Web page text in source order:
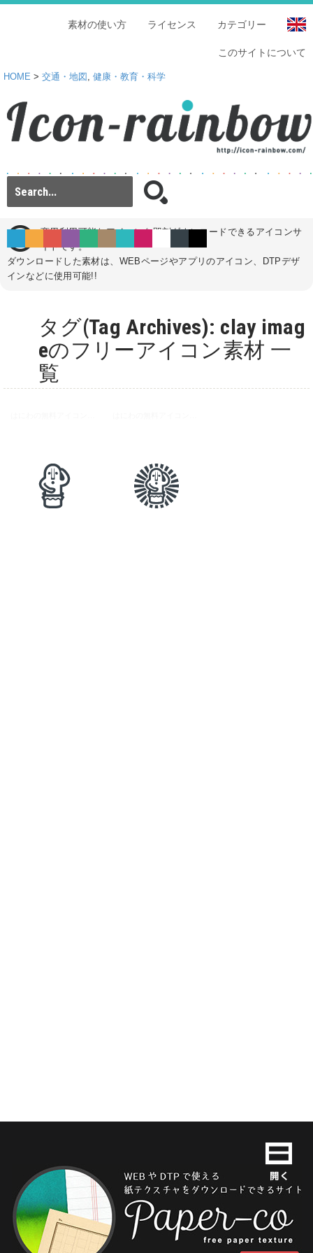
カテゴリー
ライセンス
素材の使い方
このサイトについて
HOME > 交通・地図 , 健康・教育・科学
商用利用可能なアイコンを即刻ダウンロードできるアイコンサ
イトです。
ダウンロードした素材は、WEBページやアプリのアイコン、DTPデザ
インなどに使用可能!!
タグ(Tag Archives): clay imag
eのフリーアイコン素材 一
覧